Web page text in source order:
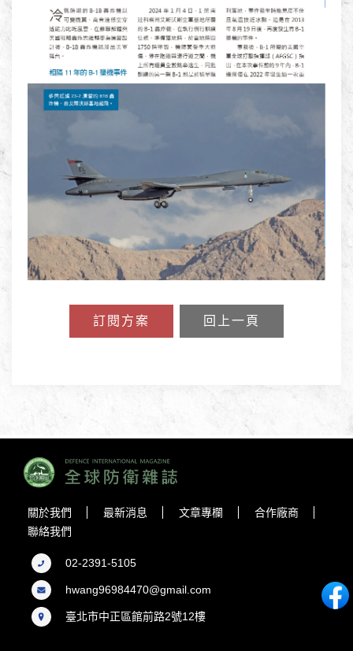
訂閱方案 回上一頁
關於我們 最新消息 文章專欄
合作廠商
聯絡我們
02-2391-5105
hwang96984470@gmail.com
臺北市中正區館前路2號12樓